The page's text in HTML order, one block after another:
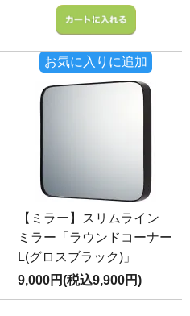
お気に入りに追加
【ミラー】スリムライン
ミラー「ラウンドコーナー
L(グロスブラック)」
9,000円(税込9,900円)